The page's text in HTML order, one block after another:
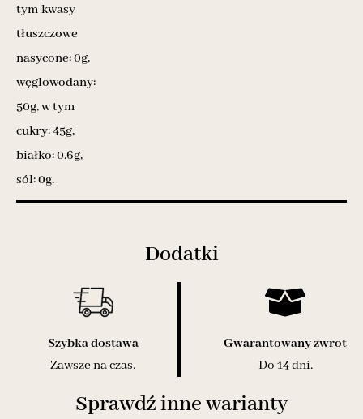
tym kwasy
tłuszczowe
nasycone: 0g,
węglowodany:
50g, w tym
cukry: 45g,
białko: 0.6g,
sól: 0g.
Dodatki
Szybka dostawa
Zawsze na czas.
Gwarantowany zwrot
Do 14 dni.
Sprawdź inne warianty